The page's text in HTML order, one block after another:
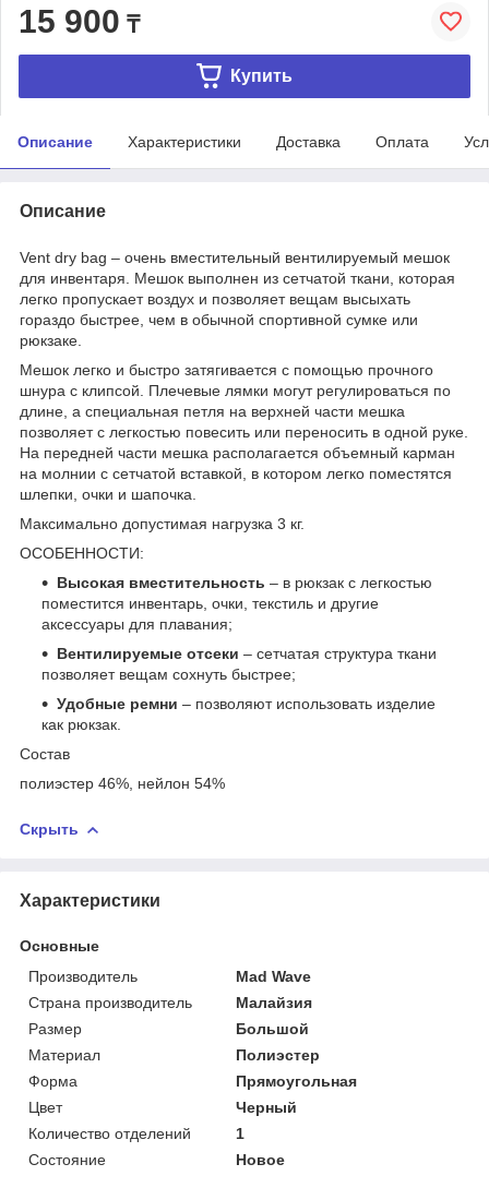
15 900 ₸
Купить
Описание Характеристики Доставка Оплата
Описание
Vent dry bag – очень вместительный вентилируемый мешок
для инвентаря. Мешок выполнен из сетчатой ткани, которая
легко пропускает воздух и позволяет вещам высыхать
гораздо быстрее, чем в обычной спортивной сумке или
рюкзаке.
Мешок легко и быстро затягивается с помощью прочного
шнура с клипсой. Плечевые лямки могут регулироваться по
длине, а специальная петля на верхней части мешка
позволяет с легкостью повесить или переносить в одной руке.
На передней части мешка располагается объемный карман
на молнии с сетчатой вставкой, в котором легко поместятся
шлепки, очки и шапочка.
Максимально допустимая нагрузка 3 кг.
ОСОБЕННОСТИ:
Высокая вместительность – в рюкзак с легкостью
поместится инвентарь, очки, текстиль и другие
аксессуары для плавания;
Вентилируемые отсеки – сетчатая структура ткани
позволяет вещам сохнуть быстрее;
Удобные ремни – позволяют использовать изделие
как рюкзак.
Состав
полиэстер 46%, нейлон 54%
Скрыть
Характеристики
Основные
Производитель
Mad Wave
Страна производитель
Малайзия
Размер
Большой
Материал
Полиэстер
Форма
Прямоугольная
Цвет
Черный
Количество отделений
1
Состояние
Новое